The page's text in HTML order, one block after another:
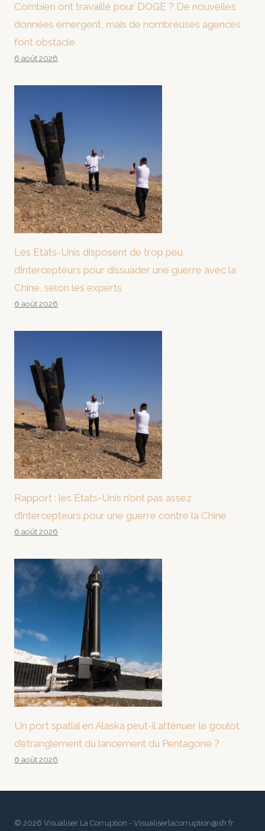
Combien ont travaillé pour DOGE ? De nouvelles
données émergent, mais de nombreuses agences
font obstacle
6 août 2026
Les États-Unis disposent de trop peu
d’intercepteurs pour dissuader une guerre avec la
Chine, selon les experts
6 août 2026
Rapport : les États-Unis n’ont pas assez
d’intercepteurs pour une guerre contre la Chine
6 août 2026
Un port spatial en Alaska peut-il atténuer le goulot
d’étranglement du lancement du Pentagone ?
6 août 2026
© 2026 Visualiser La Corruption - Visualiserlacorruption@sfr.fr